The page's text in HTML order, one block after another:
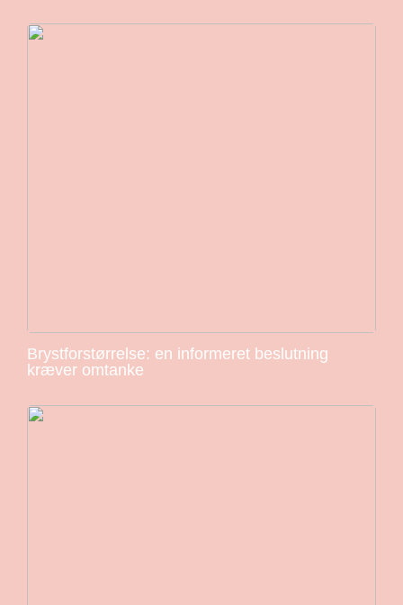
Brystforstørrelse: en informeret beslutning
kræver omtanke